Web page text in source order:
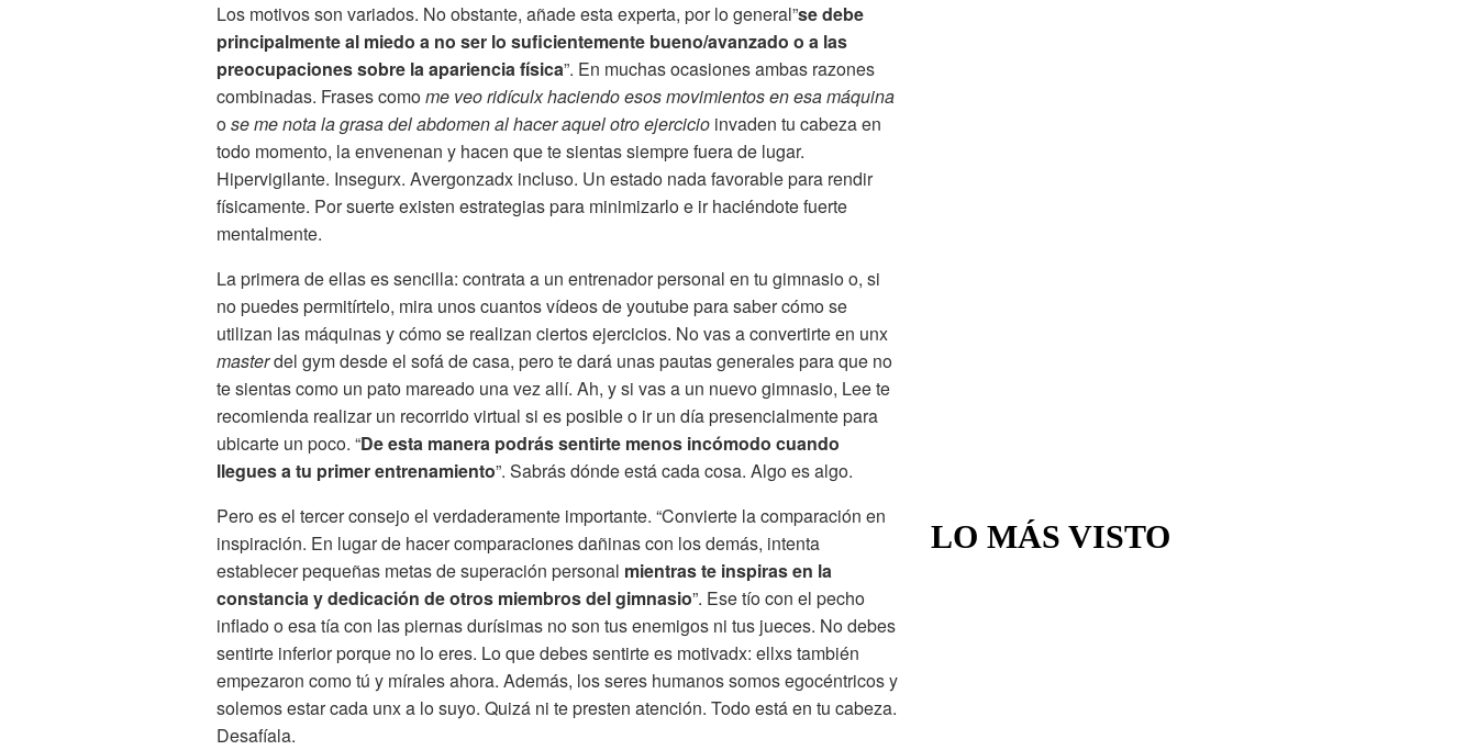
Los motivos son variados. No obstante, añade esta experta, por lo general”se debe
principalmente al miedo a no ser lo suficientemente bueno/avanzado o a las
preocupaciones sobre la apariencia física”. En muchas ocasiones ambas razones
combinadas. Frases comome veo ridículx haciendo esos movimientos en esa máquina
ose me nota la grasa del abdomen al hacer aquel otro ejercicio invaden tu cabeza en
todo momento, la envenenan y hacen que te sientas siempre fuera de lugar.
Hipervigilante. Insegurx. Avergonzadx incluso. Un estado nada favorable para rendir
físicamente. Por suerte existen estrategias para minimizarlo e ir haciéndote fuerte
mentalmente.
La primera de ellas es sencilla: contrata a un entrenador personal en tu gimnasio o, si
no puedes permitírtelo, mira unos cuantos vídeos de youtube para saber cómo se
utilizan las máquinas y cómo se realizan ciertos ejercicios. No vas a convertirte en unx
masterdel gym desde el sofá de casa, pero te dará unas pautas generales para que no
te sientas como un pato mareado una vez allí. Ah, y si vas a un nuevo gimnasio, Lee te
recomienda realizar un recorrido virtual si es posible o ir un día presencialmente para
ubicarte un poco. “De esta manera podrás sentirte menos incómodo cuando
llegues a tu primer entrenamiento”. Sabrás dónde está cada cosa. Algo es algo.
Pero es el tercer consejo el verdaderamente importante. “Convierte la comparación en
inspiración. En lugar de hacer comparaciones dañinas con los demás, intenta
establecer pequeñas metas de superación personal mientras te inspiras en la
constancia y dedicación de otros miembros del gimnasio”. Ese tío con el pecho
inflado o esa tía con las piernas durísimas no son tus enemigos ni tus jueces. No debes
sentirte inferior porque no lo eres. Lo que debes sentirte es motivadx: ellxs también
empezaron como tú y mírales ahora. Además, los seres humanos somos egocéntricos y
solemos estar cada unx a lo suyo. Quizá ni te presten atención. Todo está en tu cabeza.
Desafíala.
LO MÁS VISTO